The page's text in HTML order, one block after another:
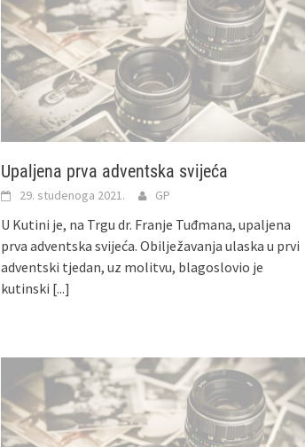
Upaljena prva adventska svijeća
29. studenoga 2021. GP
U Kutini je, na Trgu dr. Franje Tuđmana, upaljena
prva adventska svijeća. Obilježavanja ulaska u prvi
adventski tjedan, uz molitvu, blagoslovio je
kutinski [...]